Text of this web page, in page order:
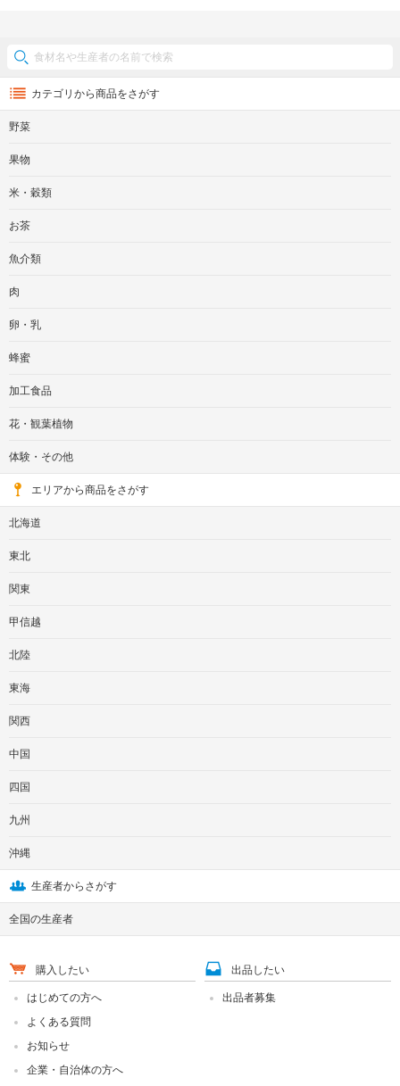
カテゴリから商品をさがす
野菜
果物
米・穀類
お茶
魚介類
肉
卵・乳
蜂蜜
加工食品
花・観葉植物
体験・その他
エリアから商品をさがす
北海道
東北
関東
甲信越
北陸
東海
関西
中国
四国
九州
沖縄
生産者からさがす
全国の生産者
購入したい
はじめての方へ
よくある質問
お知らせ
企業・自治体の方へ
出品したい
出品者募集